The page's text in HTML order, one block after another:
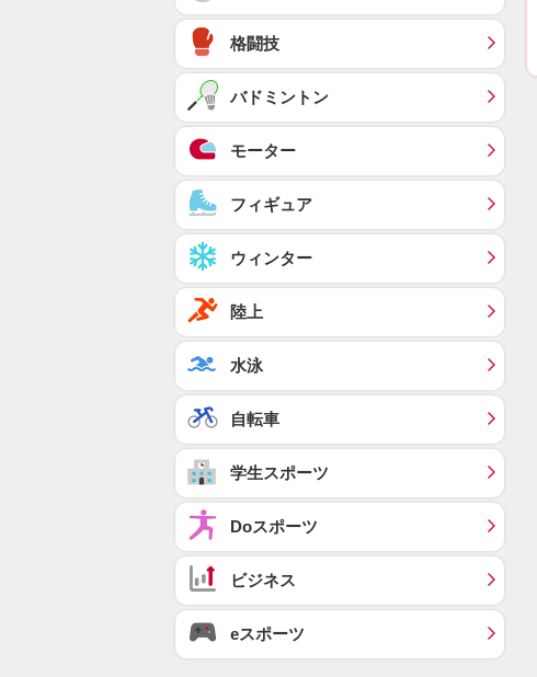
格闘技
バドミントン
モーター
フィギュア
ウィンター
陸上
水泳
自転車
学生スポーツ
Doスポーツ
ビジネス
eスポーツ